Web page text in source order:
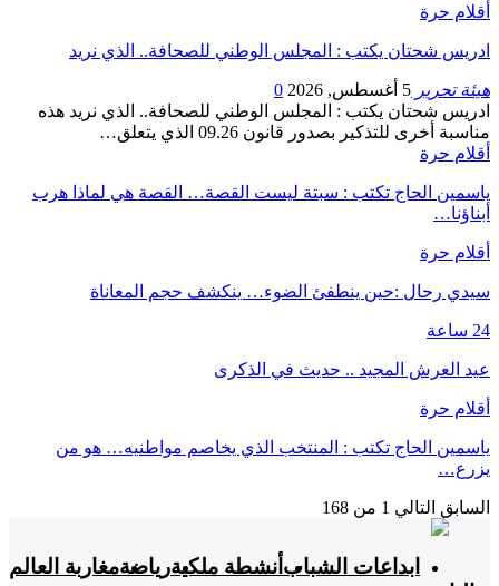
أقلام حرة
ادريس شحتان يكتب : المجلس الوطني للصحافة.. الذي نريد
هيئة تحرير 5 أغسطس, 2026
0
ادريس شحتان يكتب : المجلس الوطني للصحافة.. الذي نريد هذه
مناسبة أخرى للتذكير بصدور قانون 09.26 الذي يتعلق…
أقلام حرة
ياسمين الحاج تكتب : سبتة ليست القصة… القصة هي لماذا هرب
أبناؤنا…
أقلام حرة
سيدي رحال :حين ينطفئ الضوء… ينكشف حجم المعاناة
24 ساعة
عيد العرش المجيد .. حديث في الذكرى
أقلام حرة
ياسمين الحاج تكتب : المنتخب الذي يخاصم مواطنيه… هو من
يزرع…
السابق التالي 1 من 168
ابداعات الشباب أنشطة ملكيةرياضةمغاربة العالم